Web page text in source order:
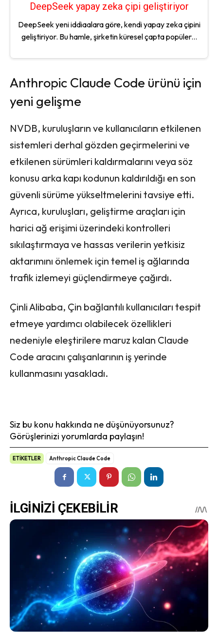
DeepSeek yapay zeka çipi geliştiriyor
DeepSeek yeni iddiaalara göre, kendi yapay zeka çipini
geliştiriyor. Bu hamle, şirketin küresel çapta popüler...
Anthropic Claude Code ürünü için
yeni gelişme
NVDB, kuruluşların ve kullanıcıların etkilenen
sistemleri derhal gözden geçirmelerini ve
etkilenen sürümleri kaldırmalarını veya söz
konusu arka kapı kodunun kaldırıldığı en son
güvenli sürüme yükseltmelerini tavsiye etti.
Ayrıca, kuruluşları, geliştirme araçları için
harici ağ erişimi üzerindeki kontrolleri
sıkılaştırmaya ve hassas verilerin yetkisiz
aktarımını önlemek için temel iş ağlarında
trafik izlemeyi güçlendirmeye çağırdı.
Çinli Alibaba, Çin bağlantılı kullanıcıları tespit
etmeye yardımcı olabilecek özellikleri
nedeniyle eleştirilere maruz kalan Claude
Code aracını çalışanlarının iş yerinde
kullanmasını yasakladı.
Siz bu konu hakkında ne düşünüyorsunuz?
Görüşlerinizi yorumlarda paylaşın!
ETİKETLER Anthropic Claude Code